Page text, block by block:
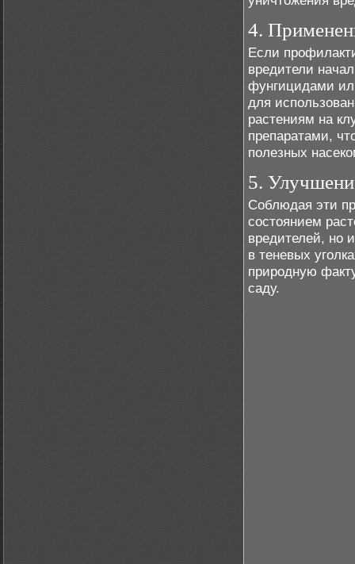
4.
Если
вредители
фунгицидами
для
растениям на
препаратами,
полезных
5.
Соблюдая эти
состоянием
вредителей, но
в теневых
природную
саду.